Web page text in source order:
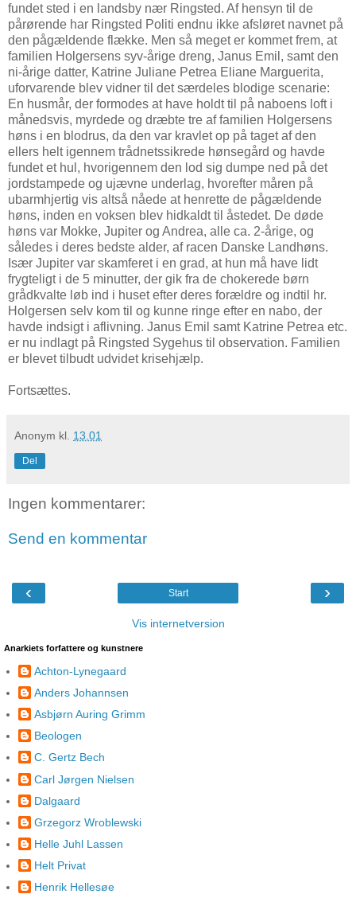
fundet sted i en landsby nær Ringsted. Af hensyn til de
pårørende har Ringsted Politi endnu ikke afsløret navnet på
den pågældende flække. Men så meget er kommet frem, at
familien Holgersens syv-årige dreng, Janus Emil, samt den
ni-årige datter, Katrine Juliane Petrea Eliane Marguerita,
uforvarende blev vidner til det særdeles blodige scenarie:
En husmår, der formodes at have holdt til på naboens loft i
månedsvis, myrdede og dræbte tre af familien Holgersens
høns i en blodrus, da den var kravlet op på taget af den
ellers helt igennem trådnetssikrede hønsegård og havde
fundet et hul, hvorigennem den lod sig dumpe ned på det
jordstampede og ujævne underlag, hvorefter måren på
ubarmhjertig vis altså nåede at henrette de pågældende
høns, inden en voksen blev hidkaldt til åstedet. De døde
høns var Mokke, Jupiter og Andrea, alle ca. 2-årige, og
således i deres bedste alder, af racen Danske Landhøns.
Især Jupiter var skamferet i en grad, at hun må have lidt
frygteligt i de 5 minutter, der gik fra de chokerede børn
grådkvalte løb ind i huset efter deres forældre og indtil hr.
Holgersen selv kom til og kunne ringe efter en nabo, der
havde indsigt i aflivning. Janus Emil samt Katrine Petrea etc.
er nu indlagt på Ringsted Sygehus til observation. Familien
er blevet tilbudt udvidet krisehjælp.
Fortsættes.
Anonym kl. 13.01
Del
Ingen kommentarer:
Send en kommentar
‹ ›
Start
Vis internetversion
Anarkiets forfattere og kunstnere
Achton-Lynegaard
Anders Johannsen
Asbjørn Auring Grimm
Beologen
C. Gertz Bech
Carl Jørgen Nielsen
Dalgaard
Grzegorz Wroblewski
Helle Juhl Lassen
Helt Privat
Henrik Hellesøe